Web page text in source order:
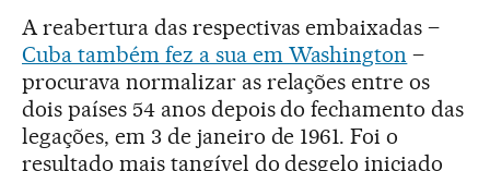
A reabertura das respectivas embaixadas –
Cuba também fez a sua em Washington –
procurava normalizar as relações entre os
dois países 54 anos depois do fechamento das
legações, em 3 de janeiro de 1961. Foi o
resultado mais tangível do desgelo iniciado